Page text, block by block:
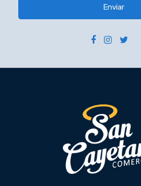
Enviar